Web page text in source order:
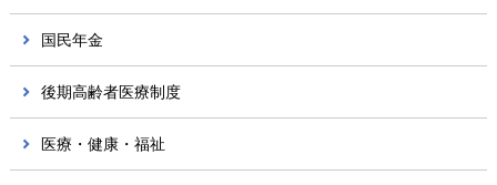
国民年金
後期高齢者医療制度
医療・健康・福祉